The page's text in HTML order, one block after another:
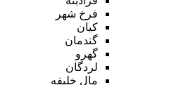
فرخ شهر
کیان
گندمان
گهرو
لردگان
مال خلیفه